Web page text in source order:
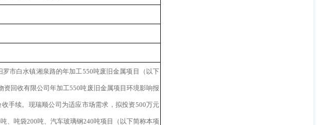
市白水镇湘泉路的年加工550吨废旧金属项目（以下
回收有限公司年加工550吨废旧金属项目环境影响报
手续。现瑞顺公司为适应市场需求，拟投资500万元
、吨袋200吨、汽车玻璃钢240吨项目（以下简称本项